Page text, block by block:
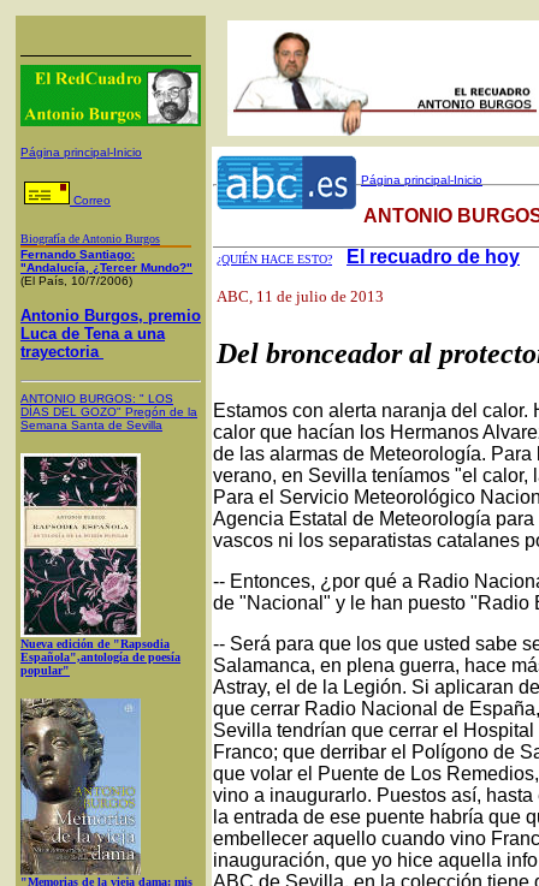
Página principal-Inicio
Correo
Biografía de Antonio Burgos
Fernando Santiago:
"Andalucía, ¿Tercer Mundo?"
(El País, 10/7/2006)
Antonio Burgos, premio
Luca de Tena a una
trayectoria
ANTONIO BURGOS: " LOS
DÍAS DEL GOZO" Pregón de la
Semana Santa de Sevilla
Nueva edición de "Rapsodia
Española",antología de poesía
popular"
"Memorias de la vieja dama: mis
Página principal-Inicio
¿QUIÉN HACE ESTO? El recuadro de hoy
ANTONIO
ABC, 11 de julio de 2013
Del bronceador al
Estamos con alerta naranja del
calor que hacían los Hermanos
de las alarmas de Meteorología.
verano, en Sevilla teníamos "el calor,
Para el Servicio Meteorológico
Agencia Estatal de Meteorología
vascos ni los separatistas catalanes
-- Entonces, ¿por qué a Radio
de "Nacional" y le han puesto "Radio
-- Será para que los que usted sabe
Salamanca, en plena guerra, hace
Astray, el de la Legión. Si aplicaran
que cerrar Radio Nacional de
Sevilla tendrían que cerrar el
Franco; que derribar el Polígono de
que volar el Puente de Los
vino a inaugurarlo. Puestos así,
la entrada de ese puente habría que
embellecer aquello cuando vino
inauguración, que yo hice aquella
ABC de Sevilla, en la colección tiene